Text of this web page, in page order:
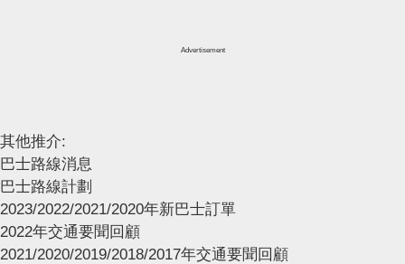
Advertisement
其他推介:
巴士路線消息
巴士路線計劃
2023/2022/2021/2020年新巴士訂單
2022年交通要聞回顧
2021/2020/2019/2018/2017年交通要聞回顧